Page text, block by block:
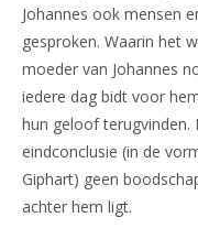
Johannes ook mensen
gesproken. Waarin het
moeder van Johannes
iedere dag bidt voor
hun geloof terugvinden.
eindconclusie (in de
Giphart) geen
achter hem ligt.